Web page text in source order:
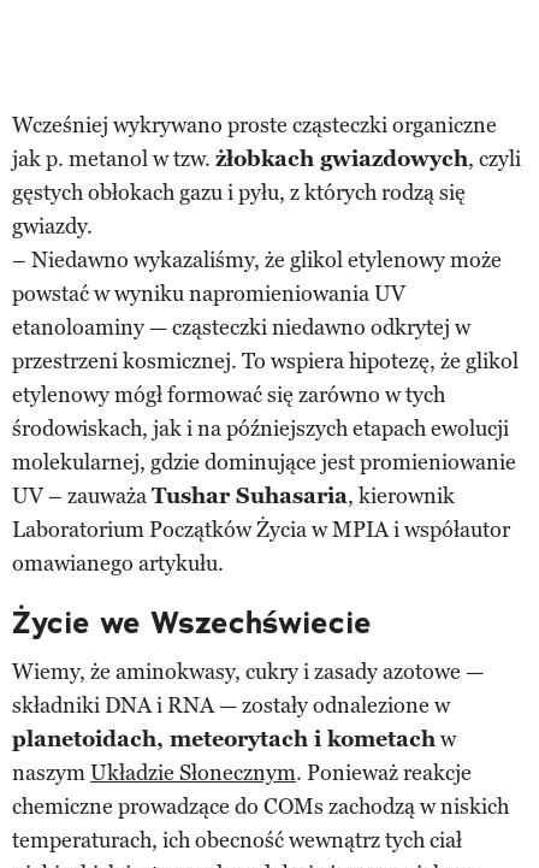
Wcześniej wykrywano proste cząsteczki organiczne
jak p. metanol w tzw. żłobkach gwiazdowych, czyli
gęstych obłokach gazu i pyłu, z których rodzą się
gwiazdy.
– Niedawno wykazaliśmy, że glikol etylenowy może
powstać w wyniku napromieniowania UV
etanoloaminy — cząsteczki niedawno odkrytej w
przestrzeni kosmicznej. To wspiera hipotezę, że glikol
etylenowy mógł formować się zarówno w tych
środowiskach, jak i na późniejszych etapach ewolucji
molekularnej, gdzie dominujące jest promieniowanie
UV – zauważaTushar Suhasaria, kierownik
Laboratorium Początków Życia w MPIA i współautor
omawianego artykułu.
Życie we Wszechświecie
Wiemy, że aminokwasy, cukry i zasady azotowe —
składniki DNA i RNA — zostały odnalezione w
planetoidach, meteorytach i kometachw
naszymUkładzie Słonecznym. Ponieważ reakcje
chemiczne prowadzące do COMs zachodzą w niskich
temperaturach, ich obecność wewnątrz tych ciał